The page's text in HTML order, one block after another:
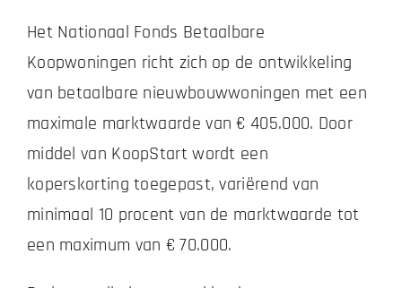
Het Nationaal Fonds Betaalbare
Koopwoningen richt zich op de ontwikkeling
van betaalbare nieuwbouwwoningen met een
maximale marktwaarde van € 405.000. Door
middel van KoopStart wordt een
koperskorting toegepast, variërend van
minimaal 10 procent van de marktwaarde tot
een maximum van € 70.000.